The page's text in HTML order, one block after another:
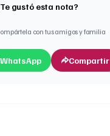
gustó esta nota?
con tus amigos y familia
WhatsApp Compartir